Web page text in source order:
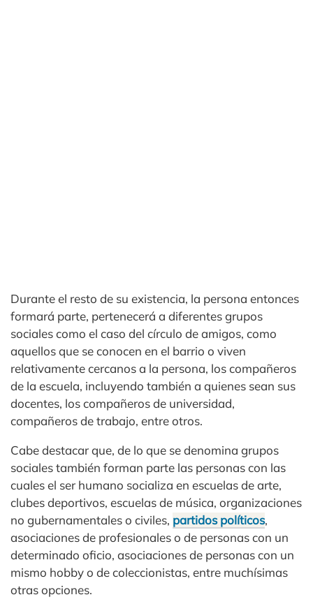
Durante el resto de su existencia, la persona entonces
formará parte, pertenecerá a diferentes grupos
sociales como el caso del círculo de amigos, como
aquellos que se conocen en el barrio o viven
relativamente cercanos a la persona, los compañeros
de la escuela, incluyendo también a quienes sean sus
docentes, los compañeros de universidad,
compañeros de trabajo, entre otros.
Cabe destacar que, de lo que se denomina grupos
sociales también forman parte las personas con las
cuales el ser humano socializa en escuelas de arte,
clubes deportivos, escuelas de música, organizaciones
no gubernamentales o civiles, partidos políticos,
asociaciones de profesionales o de personas con un
determinado oficio, asociaciones de personas con un
mismo hobby o de coleccionistas, entre muchísimas
otras opciones.